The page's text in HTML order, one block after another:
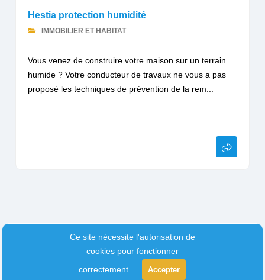
Hestia protection humidité
IMMOBILIER ET HABITAT
Vous venez de construire votre maison sur un terrain
humide ? Votre conducteur de travaux ne vous a pas
proposé les techniques de prévention de la rem...
Ce site nécessite l'autorisation de
cookies pour fonctionner
correctement.
Accepter